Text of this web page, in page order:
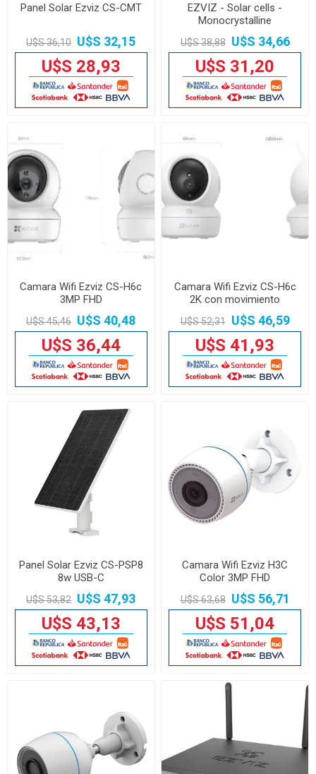
Panel Solar Ezviz CS-CMT
U$S 36,10 U$S 32,15
U$S 28,93
EZVIZ - Solar cells -
Monocrystalline
U$S 38,88 U$S 34,66
U$S 31,20
Camara Wifi Ezviz CS-H6c
3MP FHD
U$S 45,46 U$S 40,48
U$S 36,44
Camara Wifi Ezviz CS-H6c
2K con movimiento
U$S 52,31 U$S 46,59
U$S 41,93
Panel Solar Ezviz CS-PSP8
8w USB-C
U$S 53,82 U$S 47,93
U$S 43,13
Camara Wifi Ezviz H3C
Color 3MP FHD
U$S 63,68 U$S 56,71
U$S 51,04